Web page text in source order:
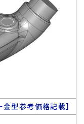
型参考価格記載】